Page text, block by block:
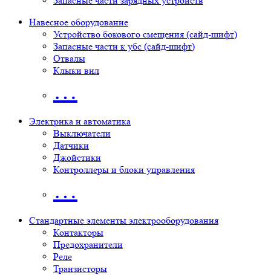
Навесное оборудование
Устройство бокового смещения (сайд-шифт)
Запасные части к убс (сайд-шифт)
Отвалы
Клыки вил
…
Электрика и автоматика
Выключатели
Датчики
Джойстики
Контроллеры и блоки управления
…
Стандартные элементы электрооборудования
Контакторы
Предохранители
Реле
Транзисторы